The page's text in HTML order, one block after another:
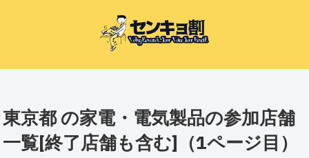
東京都 の家電・電気製品の参加店舗
一覧[終了店舗も含む]（1ページ目）